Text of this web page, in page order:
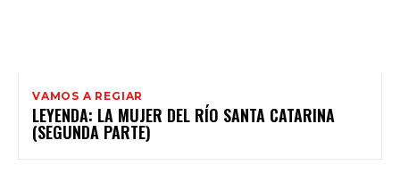
VAMOS A REGIAR
LEYENDA: LA MUJER DEL RÍO SANTA CATARINA
(SEGUNDA PARTE)